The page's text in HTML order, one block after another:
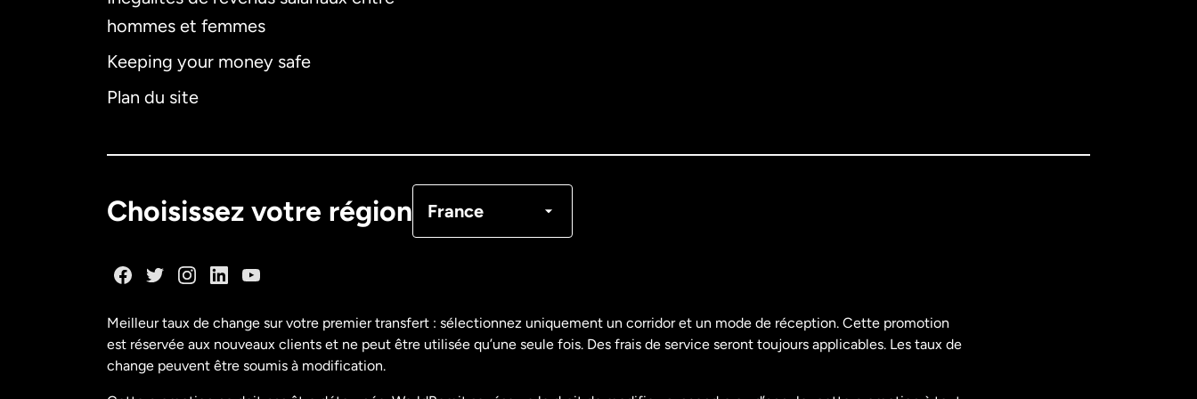
hommes et femmes
Keeping your money safe
Plan du site
Choisissez votre région France
États-Unis
Meilleur taux de change sur votre premier transfert : sélectionnez uniquement un corridor et un mode de réception. Cette promotion
est réservée aux nouveaux clients et ne peut être utilisée qu’une seule fois. Des frais de service seront toujours applicables. Les taux de
change peuvent être soumis à modification.